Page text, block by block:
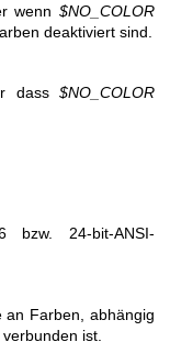
wenn $NO_COLOR
deaktiviert sind.
dass $NO_COLOR
bzw. 24-bit-ANSI-
an Farben, abhängig
ist.